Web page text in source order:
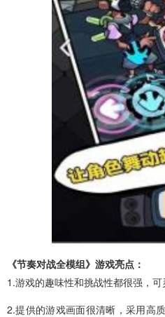
《节奏对战全模组》游戏亮点：
1.游戏的趣味性和挑战性都很强，可
2.提供的游戏画面很清晰，采用高